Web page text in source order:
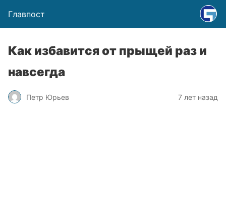
Главпост
Как избавится от прыщей раз и
навсегда
Петр Юрьев 7 лет назад